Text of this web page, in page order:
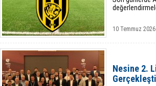
10 Temmuz
Nesine 2.